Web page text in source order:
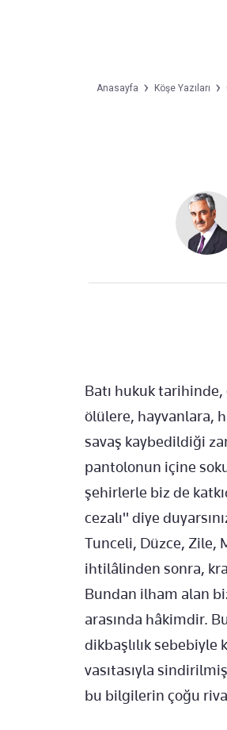
Anasayfa Köşe Yazıları
Batı hukuk tarihinde,
ölülere, hayvanlara,
savaş kaybedildiği
pantolonun içine
şehirlerle biz de
cezalı" diye
Tunceli, Düzce, Zile,
ihtilâlinden sonra,
Bundan ilham alan
arasında hâkimdir.
dikbaşlılık
vasıtasıyla
bu bilgilerin çoğu